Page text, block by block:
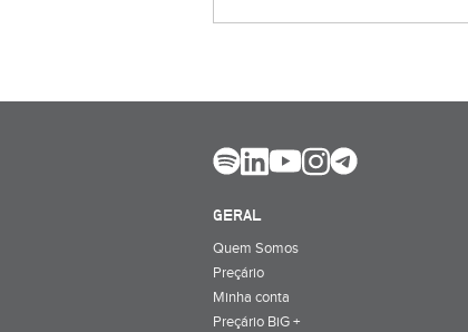
GERAL
Quem Somos
Preçário
Minha conta
Preçário BiG +